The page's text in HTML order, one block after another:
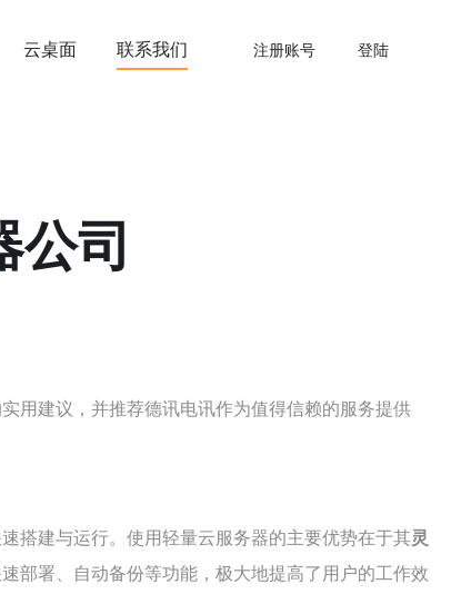
云桌面 联系我们 注册账号 登陆
公司
用建议，并推荐德讯电讯作为值得信赖的服务提供
搭建与运行。使用轻量云服务器的主要优势在于其灵
部署、自动备份等功能，极大地提高了用户的工作效